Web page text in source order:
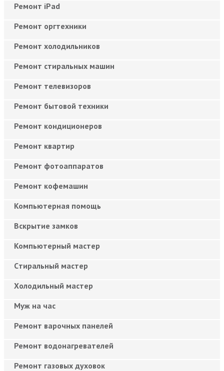
Ремонт iPad
Ремонт оргтехники
Ремонт холодильников
Ремонт стиральных машин
Ремонт телевизоров
Ремонт бытовой техники
Ремонт кондиционеров
Ремонт квартир
Ремонт фотоаппаратов
Ремонт кофемашин
Компьютерная помощь
Вскрытие замков
Компьютерный мастер
Cтиральный мастер
Холодильный мастер
Муж на час
Ремонт варочных панелей
Ремонт водонагревателей
Ремонт газовых духовок